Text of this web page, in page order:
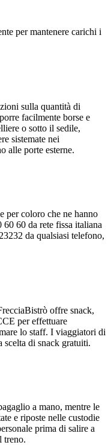
per mantenere carichi i
sulla quantità di
facilmente borse e
o sotto il sedile,
sistemate nei
alle porte esterne.
per coloro che ne hanno
60 da rete fissa italiana
da qualsiasi telefono,
offre snack,
per effettuare
lo staff. I viaggiatori di
scelta di snack gratuiti.
a mano, mentre le
e riposte nelle custodie
prima di salire a
treno.